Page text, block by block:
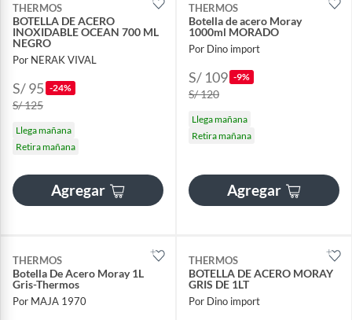
THERMOS
BOTELLA DE ACERO
INOXIDABLE OCEAN 700 ML
NEGRO
Por NERAK VIVAL
S/ 95 -24%
S/ 125
Llega mañana
Retira mañana
Agregar
THERMOS
Botella de acero Moray
1000ml MORADO
Por Dino import
S/ 109 -9%
S/ 120
Llega mañana
Retira mañana
Agregar
THERMOS
Botella De Acero Moray 1L
Gris-Thermos
Por MAJA 1970
THERMOS
BOTELLA DE ACERO MORAY
GRIS DE 1LT
Por Dino import